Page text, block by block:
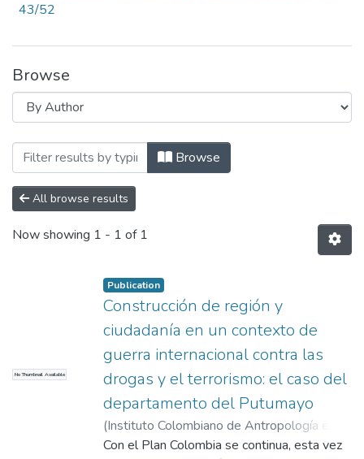
43/52
Browse
Browsing Levantamiento de Línea de
Browse
All browse results
Now showing 1 - 1 of 1
No Thumbnail Available
Publication
Construcción de región y
ciudadanía en un contexto de
guerra internacional contra las
drogas y el terrorismo: el caso del
departamento del Putumayo
(Instituto Colombiano de Antropología e
Historia,2002)Ramírez, María Clemencia;
Con el Plan Colombia se continua, esta vez